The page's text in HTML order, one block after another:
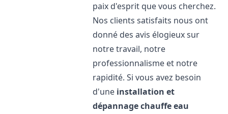
paix d'esprit que vous cherchez.
Nos clients satisfaits nous ont
donné des avis élogieux sur
notre travail, notre
professionnalisme et notre
rapidité. Si vous avez besoin
d'une installation et
dépannage chauffe eau